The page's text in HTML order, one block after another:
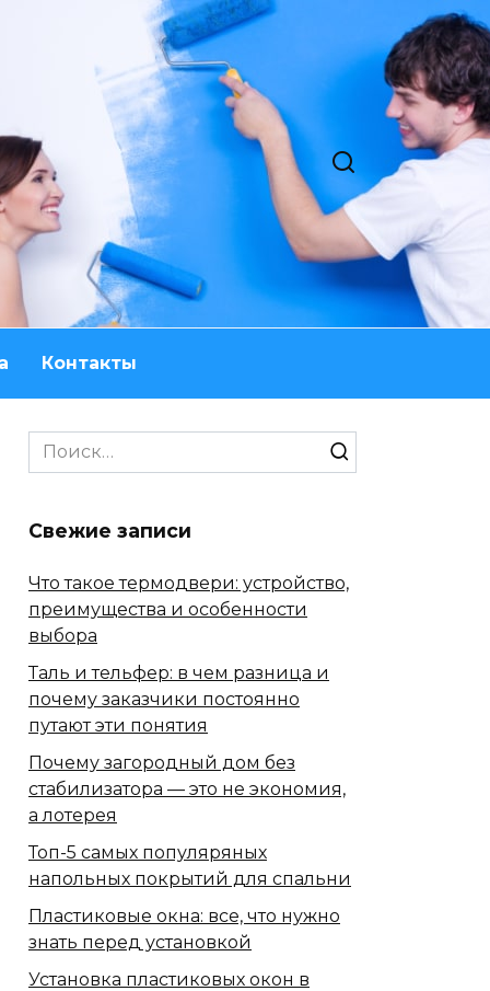
Контакты
Search
for:
Свежие записи
Что такое термодвери: устройство,
преимущества и особенности
выбора
Таль и тельфер: в чем разница и
почему заказчики постоянно
путают эти понятия
Почему загородный дом без
стабилизатора — это не экономия,
а лотерея
Топ-5 самых популяряных
напольных покрытий для спальни
Пластиковые окна: все, что нужно
знать перед установкой
Установка пластиковых окон в